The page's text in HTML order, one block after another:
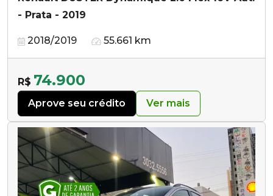
- Prata - 2019
2018/2019 55.661 km
R$ 74.900
Aprove seu crédito Ver mais